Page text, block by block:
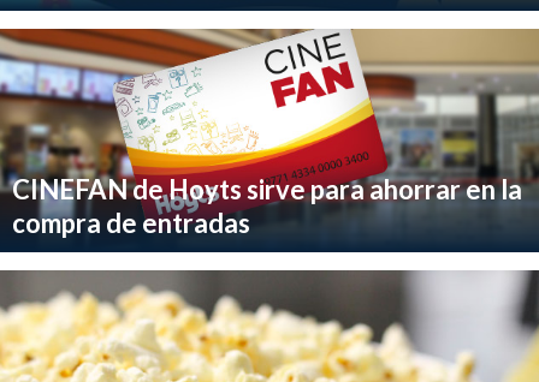
CINEFAN de Hoyts sirve para ahorrar en la
compra de entradas